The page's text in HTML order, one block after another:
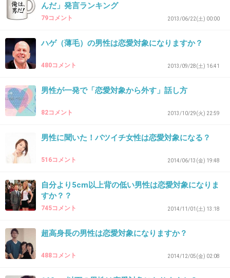
38. 匿名 2017/04/10(月) 16:24:43
子供できたら、赤ちゃんの骨格が大きくなるか
ら自然分娩出来ないって本当かな？
人による
-5
40. 匿名2017/04/10(月) 16:25:00
-72
んだ」発言ランキング
79コメント 2013/06/22(土) 00:00
ハゲ（薄毛）の男性は恋愛対象になりますか？
480コメント 2013/09/28(土) 16:41
男性が一発で「恋愛対象から外す」話し方
82コメント 2013/10/29(火) 22:59
男性に聞いた！バツイチ女性は恋愛対象になる？
516コメント 2014/06/13(金) 19:48
自分より5cm以上背の低い男性は恋愛対象になりま
すか？？
745コメント 2014/11/01(土) 13:18
超高身長の男性は恋愛対象になりますか？
488コメント 2014/12/05(金) 02:08